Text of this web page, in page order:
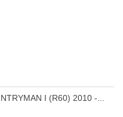
I (R60) 2010 -...